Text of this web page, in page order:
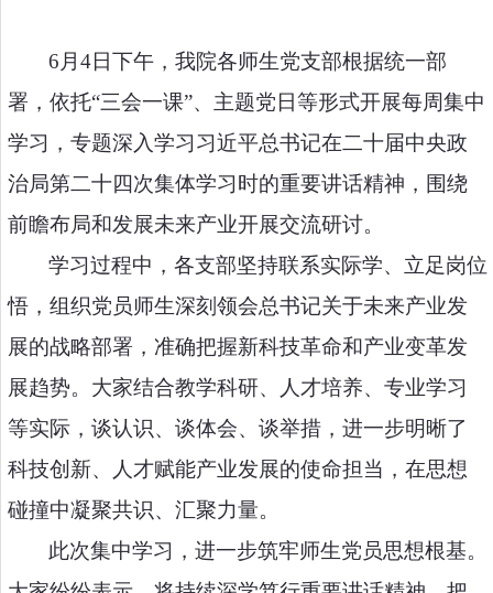
6月 4日下午，我院各师生党支部根据统一部
署，依托“三会一课”、主题党日等形式开展每周集中
学习，专题深入学习习近平总书记在二十届中央政
治局第二十四次集体学习时的重要讲话精神，围绕
前瞻布局和发展未来产业开展交流研讨。
学习过程中，各支部坚持联系实际学、立足岗位
悟，组织党员师生深刻领会总书记关于未来产业发
展的战略部署，准确把握新科技革命和产业变革发
展趋势。大家结合教学科研、人才培养、专业学习
等实际，谈认识、谈体会、谈举措，进一步明晰了
科技创新、人才赋能产业发展的使命担当，在思想
碰撞中凝聚共识、汇聚力量。
此次集中学习，进一步筑牢师生党员思想根基。